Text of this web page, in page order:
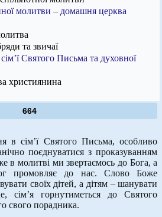
молитви – домашня церква
та звичаї
Святого Письма та духовної
християнина
664
сім’ї Святого Письма, особливо
поєднуватися з проказуванням
молитві ми звертаємось до Бога, а
промовляє до нас. Слово Боже
своїх дітей, а дітям – шанувати
сім’я горнутиметься до Святого
свого порадника.